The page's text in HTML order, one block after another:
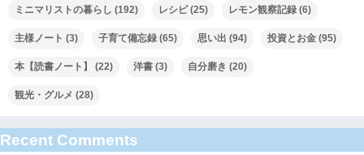
ミニマリストの暮らし (192) レシピ(25) レモン観察記録 (6)
主様ノート (3) 子育て備忘録 (65) 思い出 (94) 投資とお金 (95)
本【読書ノート】 (22) 洋書 (3) 自分磨き (20)
観光・グルメ (28)
Recent Comments